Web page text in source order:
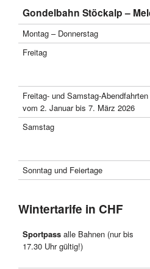
Gondelbahn Stöckalp –
Montag – Donnerstag
Freitag
Freitag- und Samstag-Abendfahrten
vom 2. Januar bis 7. März 2026
Samstag
Sonntag und Feiertage
Wintertarife in CHF
Sportpassalle Bahnen (nur bis
17.30 Uhr gültig!)